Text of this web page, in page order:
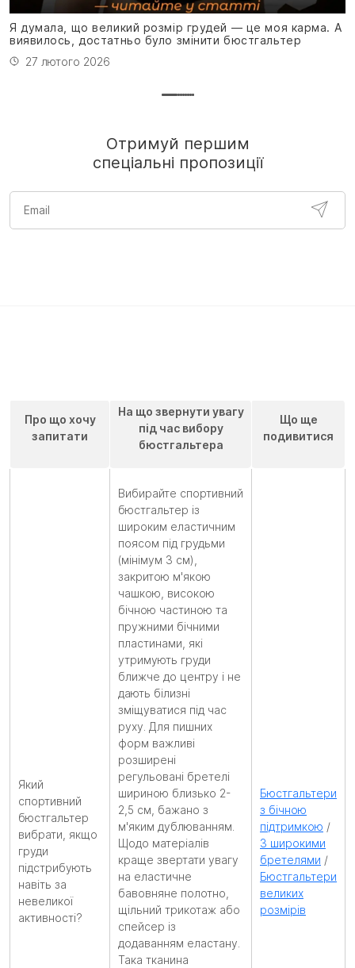
Про що хочу
запитати
На що звернути увагу
під час вибору
бюстгальтера
Що ще
подивитися
Який
спортивний
бюстгальтер
вибрати, якщо
груди
підстрибують
навіть за
невеликої
активності?
Вибирайте спортивний
бюстгальтер із
широким еластичним
поясом під грудьми
(мінімум 3 см),
закритою м'якою
чашкою, високою
бічною частиною та
пружними бічними
пластинами, які
утримують груди
ближче до центру і не
дають білизні
зміщуватися під час
руху. Для пишних
форм важливі
розширені
регульовані бретелі
шириною близько 2-
2,5 см, бажано з
м'яким дублюванням.
Щодо матеріалів
краще звертати увагу
на еластичне
бавовняне полотно,
щільний трикотаж або
спейсер із
додаванням еластану.
Така тканина
Бюстгальтери
з бічною
підтримкою /
З широкими
бретелями /
Бюстгальтери
великих
розмірів
Я думала, що великий розмір грудей — це моя карма. А
виявилось, достатньо було змінити бюстгальтер
27 лютого 2026
Отримуй першим
спеціальні пропозиції